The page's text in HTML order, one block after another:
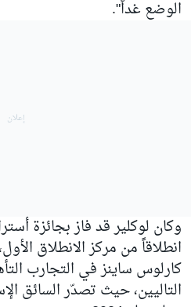
الوضع غداً".
انطلاقاً من مركز الانطلاق
كارلوس ساينز في التجارب
التاليين، حيث تصدّر السائق